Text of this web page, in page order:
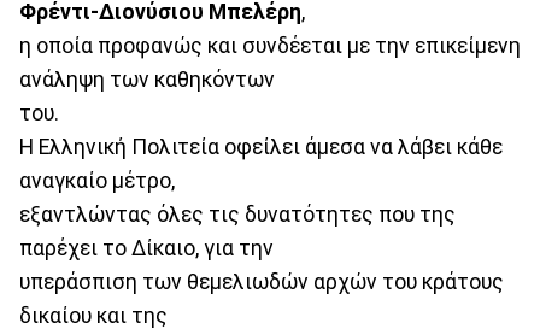
Φρέντι-Διονύσιου Μπελέρη,
η οποία προφανώς και συνδέεται με την επικείμενη
ανάληψη των καθηκόντων
του.
Η Ελληνική Πολιτεία οφείλει άμεσα να λάβει κάθε
αναγκαίο μέτρο,
εξαντλώντας όλες τις δυνατότητες που της
παρέχει το Δίκαιο, για την
υπεράσπιση των θεμελιωδών αρχών του κράτους
δικαίου και της